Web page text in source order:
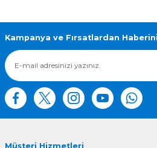
Ürün bilgilerinde hatalar bulunuyor.
Ürün fiyatı diğer sitelerden daha
Bu ürüne benzer farklı alternatifler
Kampanya ve Fırsatlardan
Müşteri Hizmetleri